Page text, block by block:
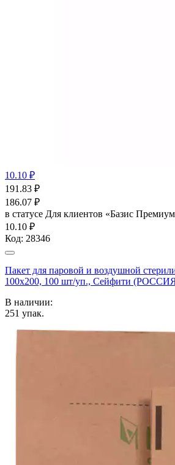
10.10 ₽
191.83 ₽
186.07 ₽
в статусе Для клиентов «Базис
10.10 ₽
Код: 28346
Пакет для паровой и воздушной
100x200, 100 шт/уп., Сейфити
В наличии:
251 упак.